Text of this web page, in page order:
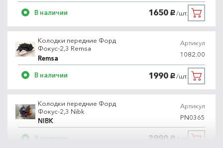
В наличии 1650 руб./шт.
Колодки передние Форд
Фокус-2,3 Remsa
Remsa
Артикул
1082.00
В наличии 1990 руб./шт.
Колодки передние Форд
Фокус-2,3 Nibk
NIBK
Артикул
PN0365
В наличии 2990 руб.